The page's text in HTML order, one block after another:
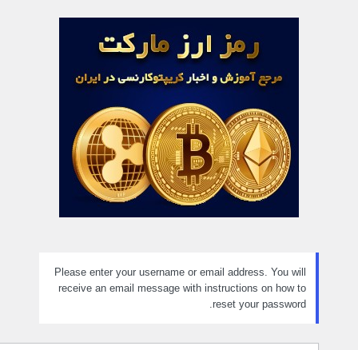
Please enter your username or email address. You will
receive an email message with instructions on how to
reset your password.